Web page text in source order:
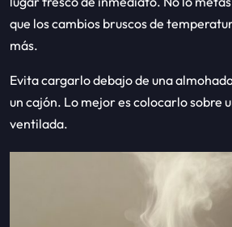
que los cambios bruscos de
más.
Evita cargarlo debajo de una
un cajón. Lo mejor es colocarlo sobre
ventilada.